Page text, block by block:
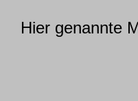
Hier genannte